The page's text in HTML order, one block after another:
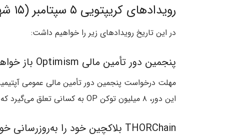
رویدادهای کریپتویی ۵ سپتامبر (۱۵ شهریور):
در این تاریخ رویدادهای زیر را خواهیم داشت:
پنجمین دور تأمین مالی Optimism باز خواهد شد
این دور، ۸ میلیون توکن OP به کسانی تعلق می‌گیرد که بین اکتبر ۲۰۲۳ و جولای ۲۰۲۴ در OP Stack مشارکت کرده‌اند.
THORChain بلاکچین خود را به‌روزرسانی خواهد کرد